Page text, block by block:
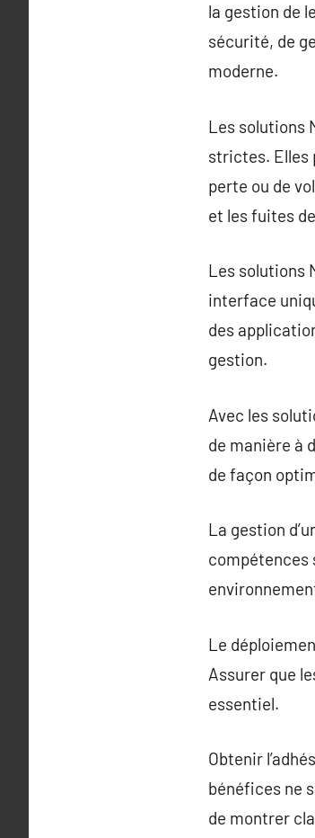
la gestion de
sécurité, de
moderne.
Les solutions
strictes. Elles
perte ou de
et les fuites
Les solutions
interface
des
gestion.
Avec les
de manière à
de façon
La gestion
compétences
Le
Assurer que
essentiel.
Obtenir
bénéfices ne
de montrer